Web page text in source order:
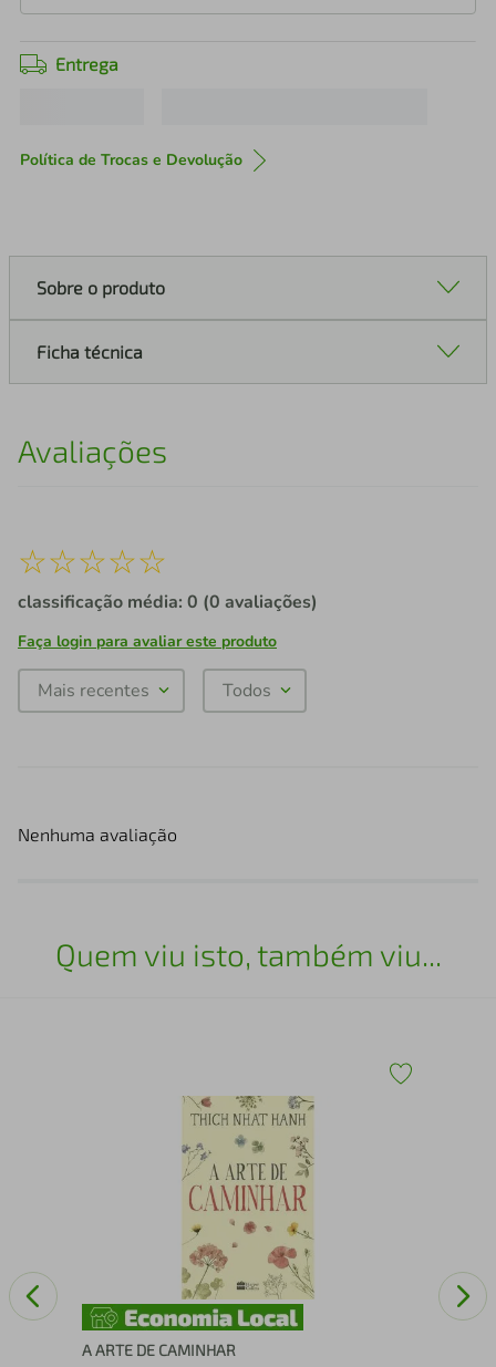
Entrega
Política de Trocas e Devolução
Sobre o produto
Ficha técnica
Avaliações
☆☆☆☆☆
classificação média: 0 (0 avaliações)
Faça login para avaliar este produto
Mais recentes Todos
Nenhuma avaliação
Quem viu isto, também viu...
A ARTE DE CAMINHAR